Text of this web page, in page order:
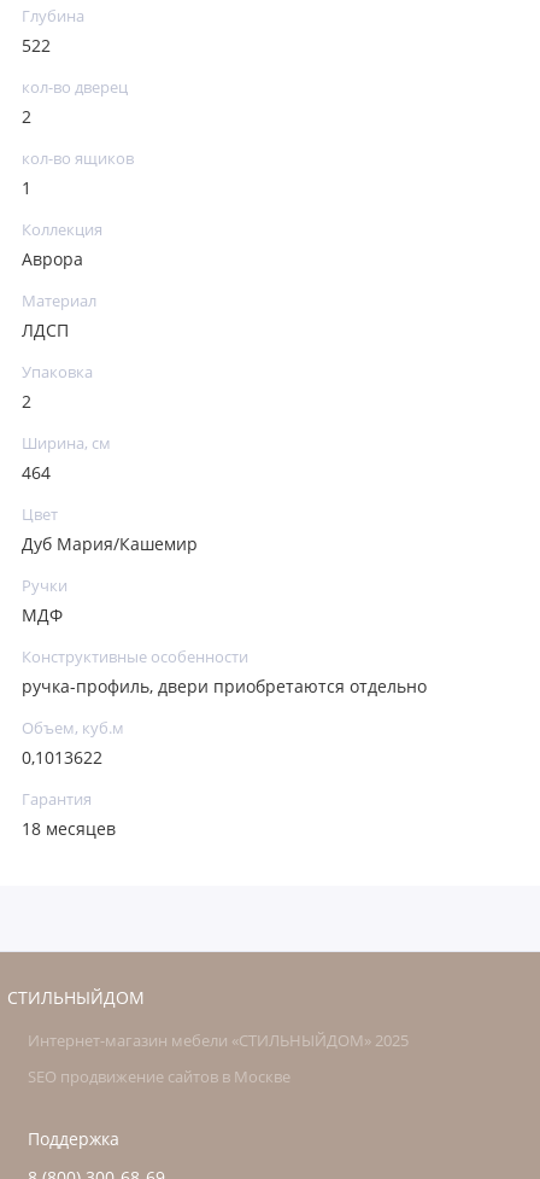
Глубина
522
кол-во дверец
2
кол-во ящиков
1
Коллекция
Аврора
Материал
ЛДСП
Упаковка
2
Ширина, см
464
Цвет
Дуб Мария/Кашемир
Ручки
МДФ
Конструктивные особенности
ручка-профиль, двери приобретаются отдельно
Объем, куб.м
0,1013622
Гарантия
18 месяцев
СТИЛЬНЫЙДОМ
Интернет-магазин мебели «СТИЛЬНЫЙДОМ» 2025
SEO продвижение сайтов в Москве
Поддержка